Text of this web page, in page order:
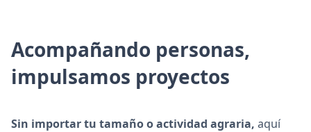
Acompañando personas,
impulsamos proyectos
Sin importar tu tamaño o actividad agraria, aquí